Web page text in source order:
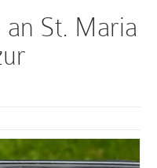
an St. Maria